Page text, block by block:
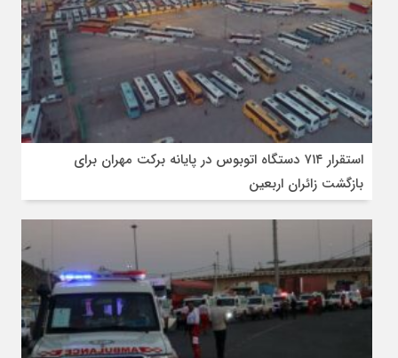
استقرار ۷۱۴ دستگاه اتوبوس در پایانه برکت مهران برای
بازگشت زائران اربعین